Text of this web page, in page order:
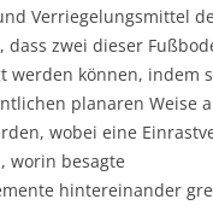
Verriegelungsmittel
zwei dieser
werden können, indem
planaren Weise
wobei eine
worin besagte
hintereinander